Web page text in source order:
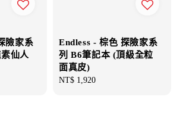
險家系
仙人
Endless - 棕色 探險家系
列 B6筆記本 (頂級全粒
面真皮)
Regular
NT$ 1,920